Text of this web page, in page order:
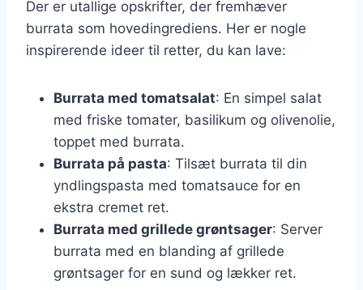
Der er utallige opskrifter, der fremhæver
burrata som hovedingrediens. Her er nogle
inspirerende ideer til retter, du kan lave:
Burrata med tomatsalat: En simpel salat
med friske tomater, basilikum og olivenolie,
toppet med burrata.
Burrata på pasta: Tilsæt burrata til din
yndlingspasta med tomatsauce for en
ekstra cremet ret.
Burrata med grillede grøntsager: Server
burrata med en blanding af grillede
grøntsager for en sund og lækker ret.